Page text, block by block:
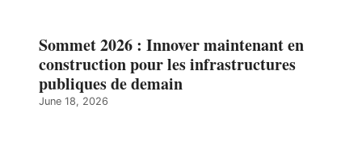
Sommet 2026 : Innover maintenant en
construction pour les infrastructures
publiques de demain
June 18, 2026